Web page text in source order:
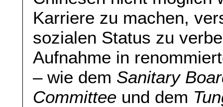
Karriere zu machen,
sozialen Status zu
Aufnahme in
– wie dem Sanitary
Committee und dem